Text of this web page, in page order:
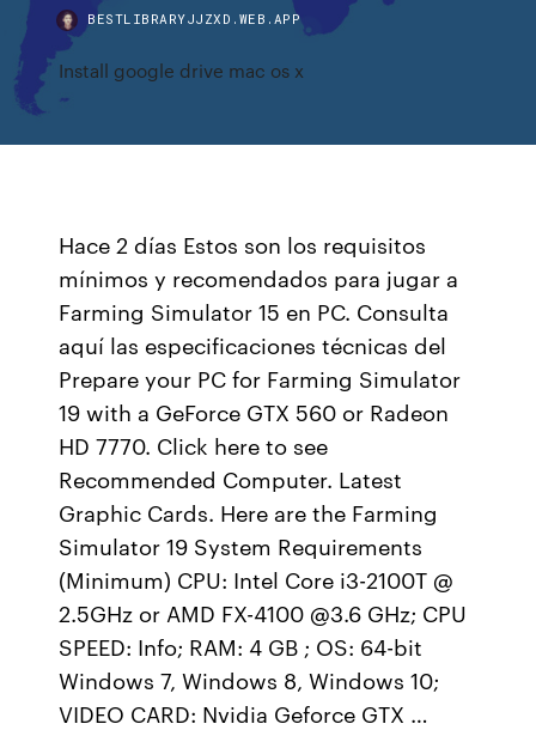
BESTLIBRARYJJZXD.WEB.APP
Install google drive mac os x
Hace 2 días Estos son los requisitos
mínimos y recomendados para jugar a
Farming Simulator 15 en PC. Consulta
aquí las especificaciones técnicas del
Prepare your PC for Farming Simulator
19 with a GeForce GTX 560 or Radeon
HD 7770. Click here to see
Recommended Computer. Latest
Graphic Cards. Here are the Farming
Simulator 19 System Requirements
(Minimum) CPU: Intel Core i3-2100T @
2.5GHz or AMD FX-4100 @3.6 GHz; CPU
SPEED: Info; RAM: 4 GB ; OS: 64-bit
Windows 7, Windows 8, Windows 10;
VIDEO CARD: Nvidia Geforce GTX …